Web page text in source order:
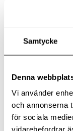
Samtycke
Denna
Vi använder
och annonserna
för sociala
vidarebefordrar